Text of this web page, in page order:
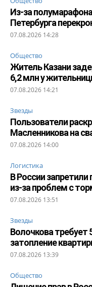
Из-за
Петербурга
07.08.2026 14:28
Общество
Житель Казани
6,2 млн у
07.08.2026 14:21
Звезды
Пользователи
Масленникова на
07.08.2026 14:00
Логистика
В России
из-за проблем с
07.08.2026 13:51
Звезды
Волочкова требует
затопление
07.08.2026 13:39
Общество